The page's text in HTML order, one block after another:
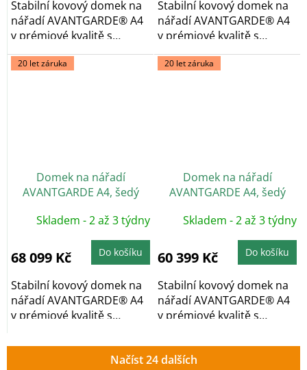
Stabilní kovový domek na
nářadí AVANTGARDE® A4
v prémiové kvalitě s
pultovou...
Stabilní kovový domek na
nářadí AVANTGARDE® A4
v prémiové kvalitě s
pultovou...
20 let záruka
Domek na nářadí
AVANTGARDE A4, šedý
Skladem - 2 až 3 týdny
68 099 Kč Do košíku
Stabilní kovový domek na
nářadí AVANTGARDE® A4
v prémiové kvalitě s
20 let záruka
Domek na nářadí
AVANTGARDE A4, šedý
Skladem - 2 až 3 týdny
60 399 Kč Do košíku
Stabilní kovový domek na
nářadí AVANTGARDE® A4
v prémiové kvalitě s
Načíst 24 dalších